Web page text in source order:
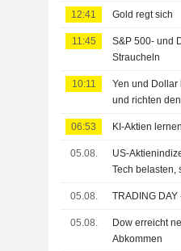
12:41 Gold regt sich
11:45
S&P 500- und
Straucheln
10:11
Yen und Dollar
und richten
06:53 KI-Aktien
05.08.
US-
Tech belasten,
05.08. TRADING
05.08.
Dow erreicht
Abkommen